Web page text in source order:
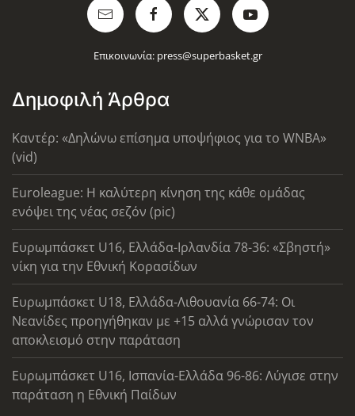
Επικοινωνία: press@superbasket.gr
Δημοφιλή Άρθρα
Καντέρ: «Δηλώνω επίσημα υποψήφιος για το WNBA»
(vid)
Euroleague: Η καλύτερη κίνηση της κάθε ομάδας
ενόψει της νέας σεζόν (pic)
Ευρωμπάσκετ U16, Ελλάδα-Ιρλανδία 78-36: «Σβηστή»
νίκη για την Εθνική Κορασίδων
Ευρωμπάσκετ U18, Ελλάδα-Λιθουανία 66-74: Οι
Νεανίδες προηγήθηκαν με +15 αλλά γνώρισαν τον
αποκλεισμό στην παράταση
Ευρωμπάσκετ U16, Ισπανία-Ελλάδα 96-86: Λύγισε στην
παράταση η Εθνική Παίδων